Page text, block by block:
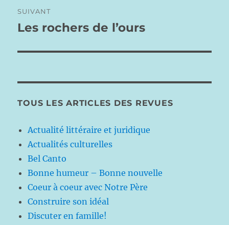
SUIVANT
Publication
Les rochers de l’ours
TOUS LES ARTICLES DES REVUES
Actualité littéraire et juridique
Actualités culturelles
Bel Canto
Bonne humeur – Bonne nouvelle
Coeur à coeur avec Notre Père
Construire son idéal
Discuter en famille!